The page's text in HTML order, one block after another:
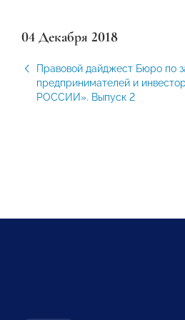
04 Декабря 2018
Правовой дайджест Бюро по
предпринимателей и
РОССИИ». Выпуск 2